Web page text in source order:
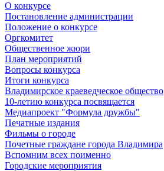
О конкурсе
Постановление администрации
Положение о конкурсе
Оргкомитет
Общественное жюри
План мероприятий
Вопросы конкурса
Итоги конкурса
Владимирское краеведческое общество
10-летию конкурса посвящается
Медиапроект "Формула дружбы"
Печатные издания
Фильмы о городе
Почетные граждане города Владимира
Вспомним всех поименно
Городские мероприятия